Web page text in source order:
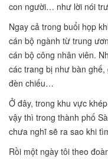
con người… như lời nói
Ngay cả trong buổi họp
cán bộ ngành từ trung
cán bộ công nhân viên.
các trang bị như bàn
đèn chiếu…
Ở đây, trong khu vực
vậy thì trong thành phố
chưa nghĩ sẽ ra sao khi
Rồi một ngày tôi theo